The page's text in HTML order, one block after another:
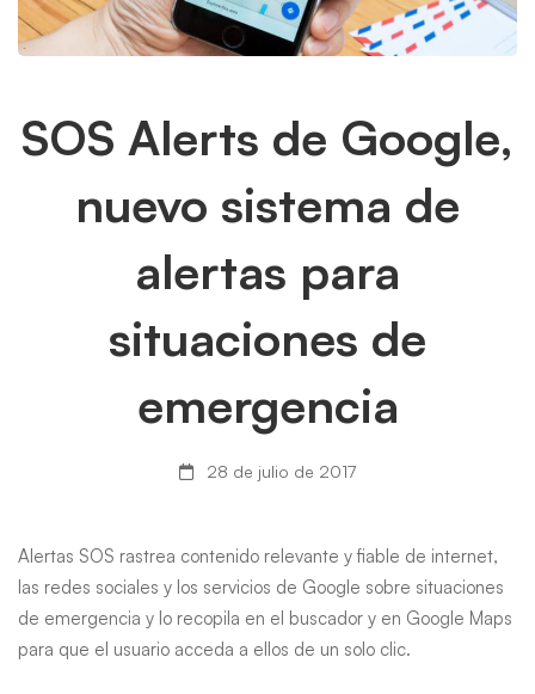
SOS
Google,
nuevo
sistema
para
situaciones
de
SOS Alerts de Google,
nuevo sistema de
alertas para
situaciones de
emergencia
28 de julio de 2017
Alertas SOS rastrea contenido relevante y fiable de internet,
las redes sociales y los servicios de Google sobre situaciones
de emergencia y lo recopila en el buscador y en Google Maps
para que el usuario acceda a ellos de un solo clic.